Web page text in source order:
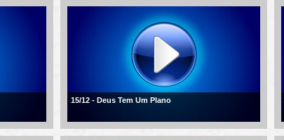
15/12 - Deus Tem Um Plano